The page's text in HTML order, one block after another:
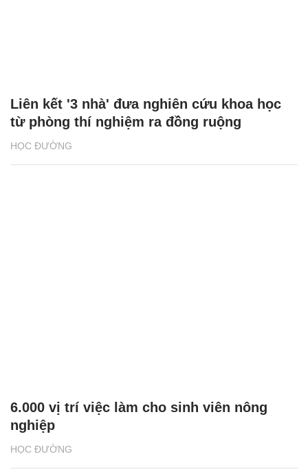
HỌC ĐƯỜNG
Liên kết '3 nhà' đưa nghiên cứu khoa học
từ phòng thí nghiệm ra đồng ruộng
HỌC ĐƯỜNG
6.000 vị trí việc làm cho sinh viên nông
nghiệp